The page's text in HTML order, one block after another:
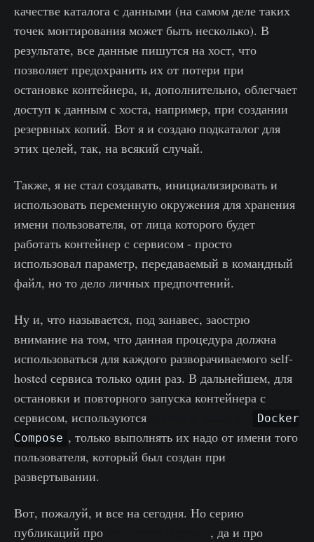
качестве каталога с данными (на самом деле таких
точек монтирования может быть несколько). В
результате, все данные пишутся на хост, что
позволяет предохранить их от потери при
остановке контейнера, и, дополнительно, облегчает
доступ к данным с хоста, например, при создании
резервных копий. Вот я и создаю подкаталог для
этих целей, так, на всякий случай.
Также, я не стал создавать, инициализировать и
использовать переменную окружения для хранения
имени пользователя, от лица которого будет
работать контейнер с сервисом - просто
использовал параметр, передаваемый в командный
файл, но то дело личных предпочтений.
Ну и, что называется, под занавес, заострю
внимание на том, что данная процедура должна
использоваться для каждого разворачиваемого self-
hosted сервиса только один раз. В дальнейшем, для
остановки и повторного запуска контейнера с
сервисом, используются
Docker
Compose , только выполнять их надо от имени того
пользователя, который был создан при
развертывании.
Вот, пожалуй, и все на сегодня. Но серию
публикаций про
, да и про